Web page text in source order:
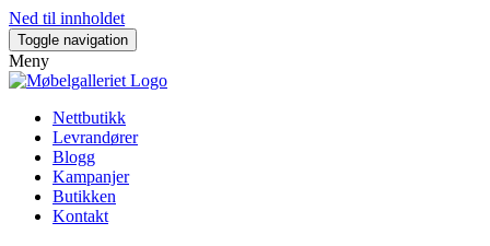
Ned til innholdet
Toggle navigation
Meny
Nettbutikk
Levrandører
Blogg
Kampanjer
Butikken
Kontakt